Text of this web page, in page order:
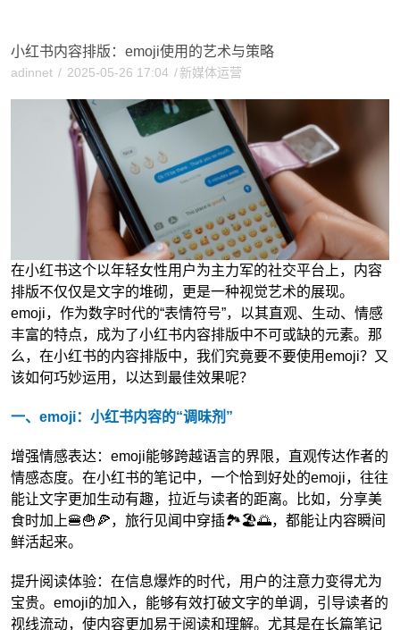
小红书内容排版：emoji使用的艺术与策略
adinnet / 2025-05-26 17:04 /新媒体运营
在小红书这个以年轻女性用户为主力军的社交平台上，内容
排版不仅仅是文字的堆砌，更是一种视觉艺术的展现。
emoji，作为数字时代的“表情符号”，以其直观、生动、情感
丰富的特点，成为了小红书内容排版中不可或缺的元素。那
么，在小红书的内容排版中，我们究竟要不要使用emoji？又
该如何巧妙运用，以达到最佳效果呢？
一、emoji：小红书内容的“调味剂”
增强情感表达：emoji能够跨越语言的界限，直观传达作者的
情感态度。在小红书的笔记中，一个恰到好处的emoji，往往
能让文字更加生动有趣，拉近与读者的距离。比如，分享美
食时加上🍔🍟🍕，旅行见闻中穿插🏞️🏖️🌅，都能让内容瞬间
鲜活起来。
提升阅读体验：在信息爆炸的时代，用户的注意力变得尤为
宝贵。emoji的加入，能够有效打破文字的单调，引导读者的
视线流动，使内容更加易于阅读和理解。尤其是在长篇笔记